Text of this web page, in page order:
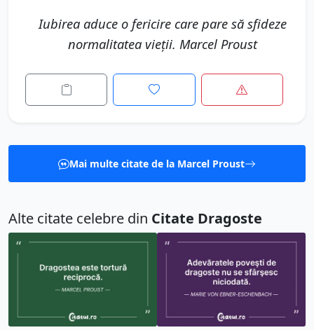
Iubirea aduce o fericire care pare să sfideze
normalitatea vieții. Marcel Proust
Mai multe citate de la Marcel Proust
Alte citate celebre din Citate Dragoste